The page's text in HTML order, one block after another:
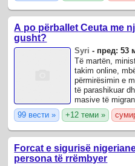
A po përballet Ceuta me
gusht?
Syri - пред: 53
Të martën,
takim online,
përmirësimin e
të parashikuar
masive të
korrikut.
99 вести » +12 теми »
Forcat e sigurisë
persona të rrëmbyer